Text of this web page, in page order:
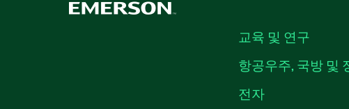
교육 및 연구
항공우주, 국방 및
전자